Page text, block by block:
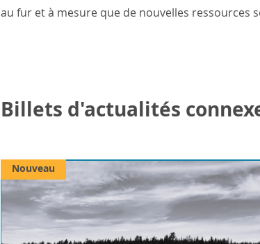
au fur et à mesure que de nouvelles ressources
Billets d'actualités
Nouveau